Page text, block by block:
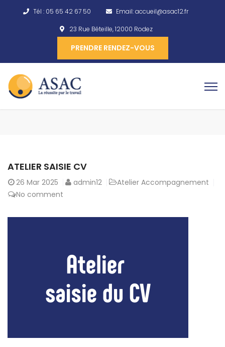
Tél : 05 65 42 67 50 Email:accueil@asac12.fr
23 Rue Béteille, 12000 Rodez
PRENDRE RENDEZ-VOUS
ATELIER SAISIE CV
26 Mar 2025 admin12
Atelier Accompagnement
No comment